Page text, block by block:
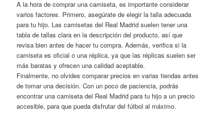
A la hora de comprar una camiseta, es importante considerar
varios factores. Primero, asegúrate de elegir la talla adecuada
para tu hijo. Las camisetas del Real Madrid suelen tener una
tabla de tallas clara en la descripción del producto, así que
revisa bien antes de hacer tu compra. Además, verifica si la
camiseta es oficial o una réplica, ya que las réplicas suelen ser
más baratas y ofrecen una calidad aceptable.
Finalmente, no olvides comparar precios en varias tiendas antes
de tomar una decisión. Con un poco de paciencia, podrás
encontrar una camiseta del Real Madrid para tu hijo a un precio
accesible, para que pueda disfrutar del fútbol al máximo.